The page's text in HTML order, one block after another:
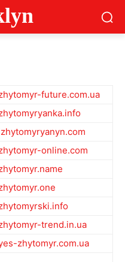
future.com.ua
online.com
trend.in.ua
zhytomyr.com.ua